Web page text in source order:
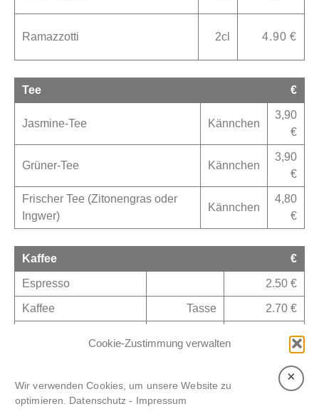
Cookie-Zustimmung verwalten
×
Wir verwenden Cookies, um unsere Website zu
optimieren. Datenschutz - Impressum
Ramazzotti 2cl 4.90 €
Tee €
Jasmine-Tee Kännchen
3,90
€
Grüner-Tee Kännchen
3,90
€
Frischer Tee (Zitonengras oder
Ingwer)
Kännchen
4,80
€
Kaffee €
Espresso 2.50 €
Kaffee Tasse 2.70 €
3,20 €